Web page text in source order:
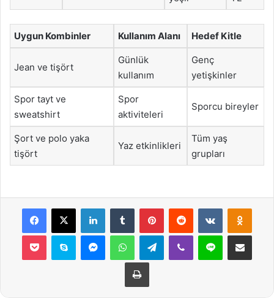
Uygun Kombinler Kullanım Alanı Hedef Kitle
Jean ve tişört
Günlük
kullanım
Genç
yetişkinler
Spor tayt ve
sweatshirt
Spor
aktiviteleri
Sporcu bireyler
Şort ve polo yaka
tişört
Yaz etkinlikleri
Tüm yaş
grupları
Facebook
X LinkedInTumblr PinterestReddit VKontakte
Pocket Skype MessengerWhatsAppTelegramViber Line E-Posta ile
Yazdır